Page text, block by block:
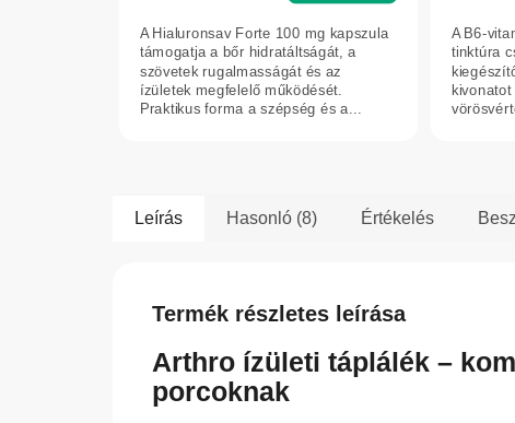
A Hialuronsav Forte 100 mg kapszula
támogatja a bőr hidratáltságát, a
szövetek rugalmasságát és az
ízületek megfelelő működését.
Praktikus forma a szépség és a...
A B6-
tinktúra
Leírás Hasonló (8) Értékelés
Termék részletes leírása
Arthro ízületi táplálék –
porcoknak